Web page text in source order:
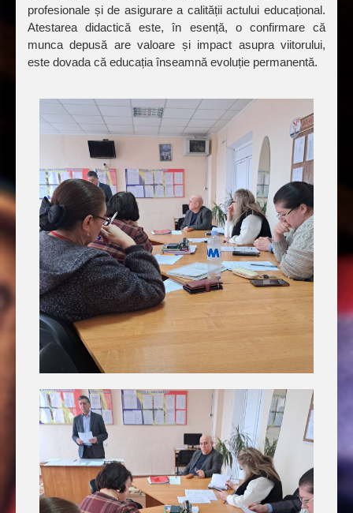
profesionale și de asigurare a calității actului educațional.
Atestarea didactică este, în esență, o confirmare că
munca depusă are valoare și impact asupra viitorului,
este dovada că educația înseamnă evoluție permanentă.